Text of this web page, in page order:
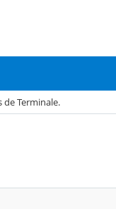
de Terminale.